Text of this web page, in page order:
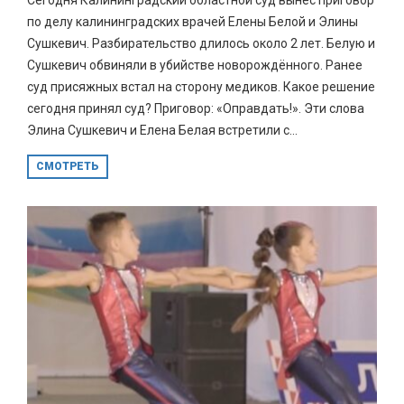
по делу калининградских врачей Елены Белой и Элины
Сушкевич. Разбирательство длилось около 2 лет. Белую и
Сушкевич обвиняли в убийстве новорождённого. Ранее
суд присяжных встал на сторону медиков. Какое решение
сегодня принял суд? Приговор: «Оправдать!». Эти слова
Элина Сушкевич и Елена Белая встретили с...
СМОТРЕТЬ